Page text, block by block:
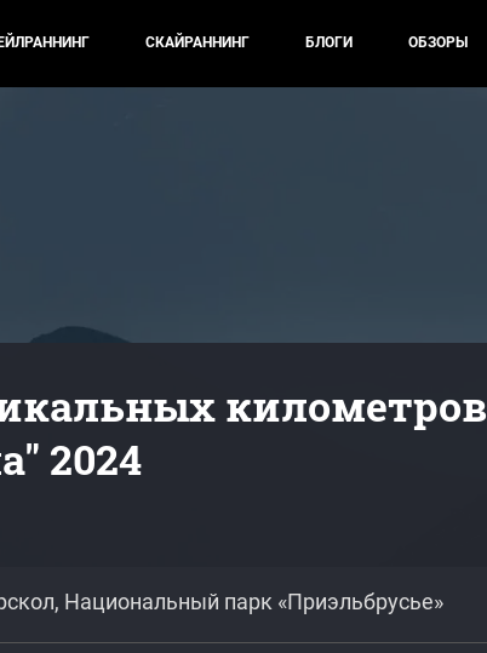
СКАЙРАННИНГ БЛОГИ ОБЗОРЫ
километров
2024
Национальный парк «Приэльбрусье»